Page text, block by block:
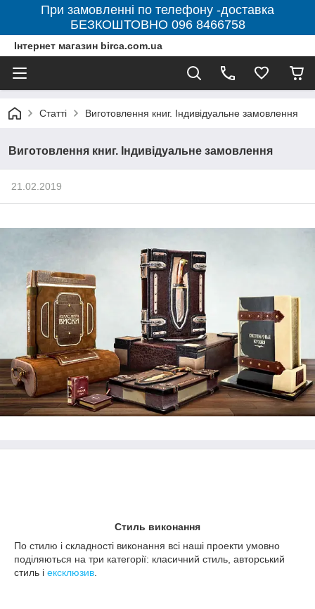
При замовленні по телефону -доставка
БЕЗКОШТОВНО 096 8466758
Інтернет магазин birca.com.ua
Статті Виготовлення книг. Індивідуальне замовлення
Виготовлення книг. Індивідуальне замовлення
21.02.2019
Стиль виконання
По стилю і складності виконання всі наші проекти умовно
поділяються на три категорії: класичний стиль, авторський
стиль і ексклюзив